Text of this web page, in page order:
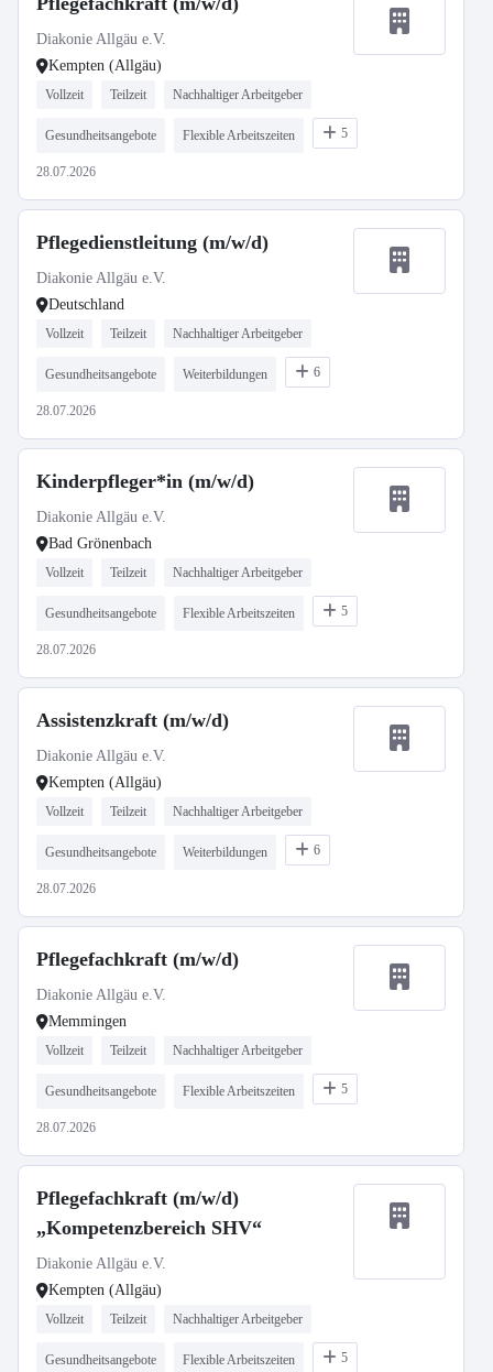
Diakonie Allgäu e.V.
Kempten (Allgäu)
Vollzeit Teilzeit Nachhaltiger Arbeitgeber
Gesundheitsangebote Flexible Arbeitszeiten 5
28.07.2026
Pflegedienstleitung (m/w/d)
Diakonie Allgäu e.V.
Deutschland
Vollzeit Teilzeit Nachhaltiger Arbeitgeber
Gesundheitsangebote Weiterbildungen 6
28.07.2026
Kinderpfleger*in (m/w/d)
Diakonie Allgäu e.V.
Bad Grönenbach
Vollzeit Teilzeit Nachhaltiger Arbeitgeber
Gesundheitsangebote Flexible Arbeitszeiten 5
28.07.2026
Assistenzkraft (m/w/d)
Diakonie Allgäu e.V.
Kempten (Allgäu)
Vollzeit Teilzeit Nachhaltiger Arbeitgeber
Gesundheitsangebote Weiterbildungen 6
28.07.2026
Pflegefachkraft (m/w/d)
Diakonie Allgäu e.V.
Memmingen
Vollzeit Teilzeit Nachhaltiger Arbeitgeber
Gesundheitsangebote Flexible Arbeitszeiten 5
28.07.2026
Pflegefachkraft (m/w/d)
„Kompetenzbereich SHV“
Diakonie Allgäu e.V.
Kempten (Allgäu)
Vollzeit Teilzeit Nachhaltiger Arbeitgeber
Gesundheitsangebote Flexible Arbeitszeiten 5